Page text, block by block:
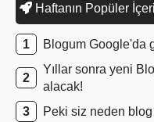
Haftanın Popüler
Blogum Google'da
Yıllar sonra yeni
alacak!
Peki siz neden